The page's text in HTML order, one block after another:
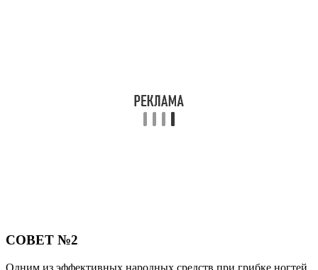
Читайте также:
Советы по лечению дрожжевого грибка ногтей